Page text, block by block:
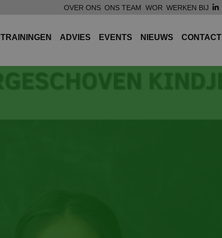
OVER ONS ONS TEAM WOR WERKEN BIJ
TRAININGEN ADVIES EVENTS NIEUWS CONTACT